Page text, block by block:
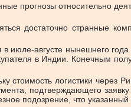
прогнозы относительно
достаточно странные
августе нынешнего
в Индии. Конечным
стоимость логистики
подтверждающего
подозрение, что